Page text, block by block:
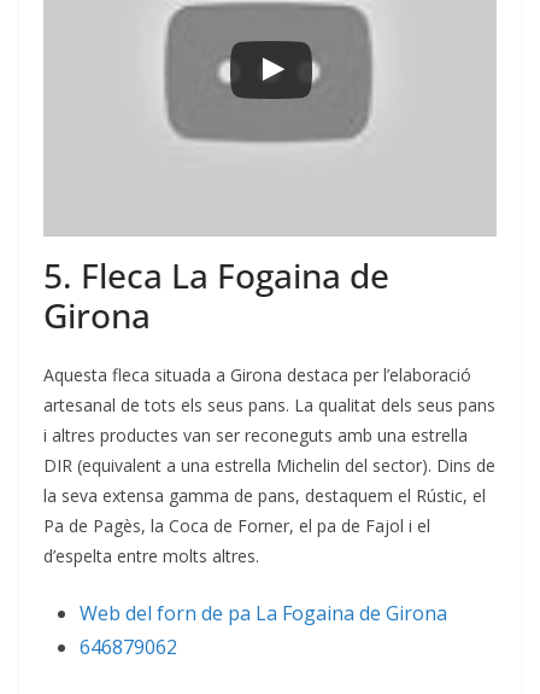
5. Fleca La Fogaina de
Girona
Aquesta fleca situada a Girona destaca per l’elaboració
artesanal de tots els seus pans. La qualitat dels seus pans
i altres productes van ser reconeguts amb una estrella
DIR (equivalent a una estrella Michelin del sector). Dins de
la seva extensa gamma de pans, destaquem el Rústic, el
Pa de Pagès, la Coca de Forner, el pa de Fajol i el
d’espelta entre molts altres.
Web del forn de pa La Fogaina de Girona
646879062